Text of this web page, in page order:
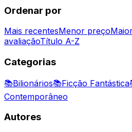
Ordenar por
Mais recentesMenor preço
avaliaçãoTítulo A-Z
Categorias
📚Bilionários📚Ficção Fantástica
Contemporâneo
Autores